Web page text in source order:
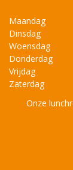
Maandag
Dinsdag
Woensdag
Donderdag
Vrijdag
Zaterdag
Onze